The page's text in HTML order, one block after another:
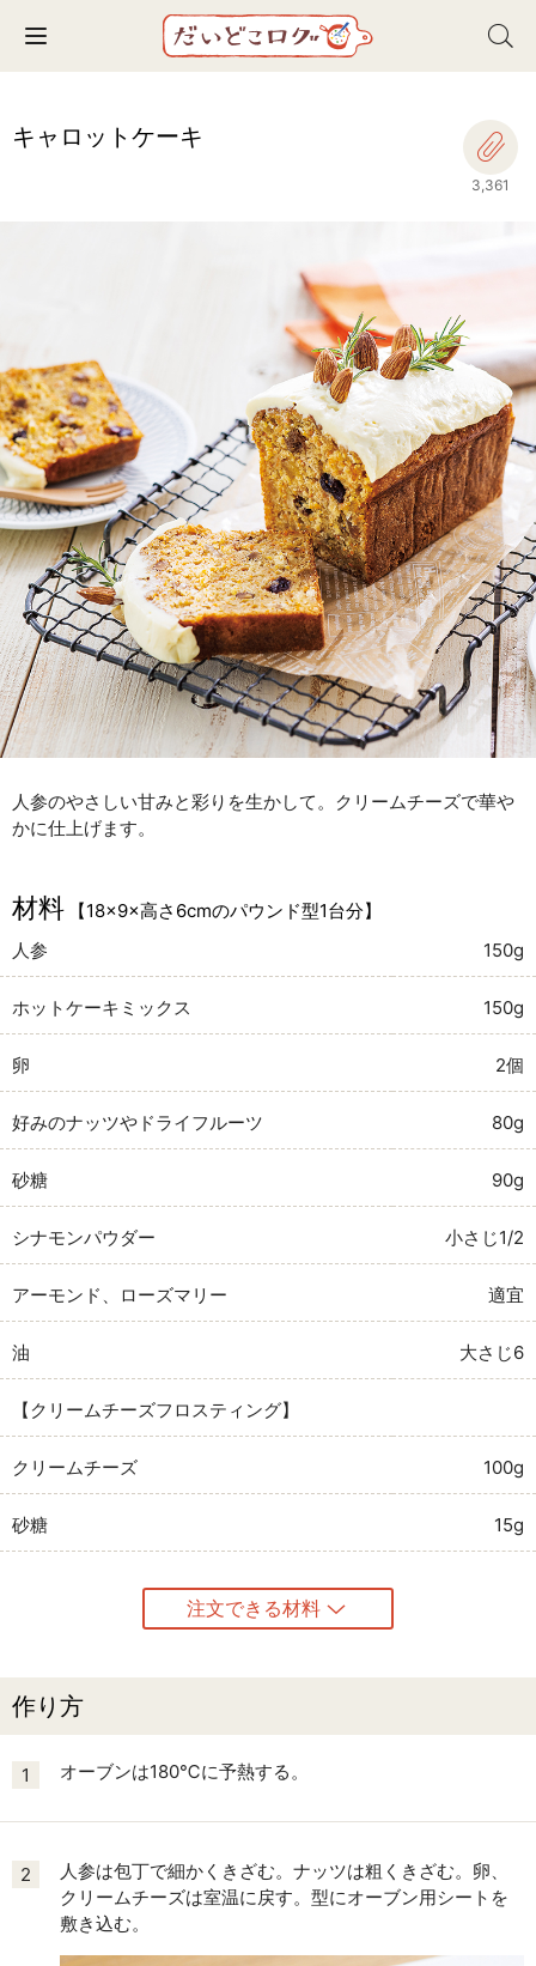
Toggle navigation
キャロットケーキ
3,361
人参のやさしい甘みと彩りを生かして。クリームチーズで華や
かに仕上げます。
材料
【18×9×高さ6cmのパウンド型1台分】
人参
150g
ホットケーキミックス 150g
卵 2個
好みのナッツやドライフルーツ 80g
砂糖 90g
シナモンパウダー 小さじ1/2
アーモンド、ローズマリー 適宜
油 大さじ6
【クリームチーズフロスティング】
クリームチーズ 100g
砂糖 15g
注文できる材料
作り方
1 オーブンは180℃に予熱する。
2
人参は包丁で細かくきざむ。ナッツは粗くきざむ。卵、
クリームチーズは室温に戻す。型にオーブン用シートを
敷き込む。